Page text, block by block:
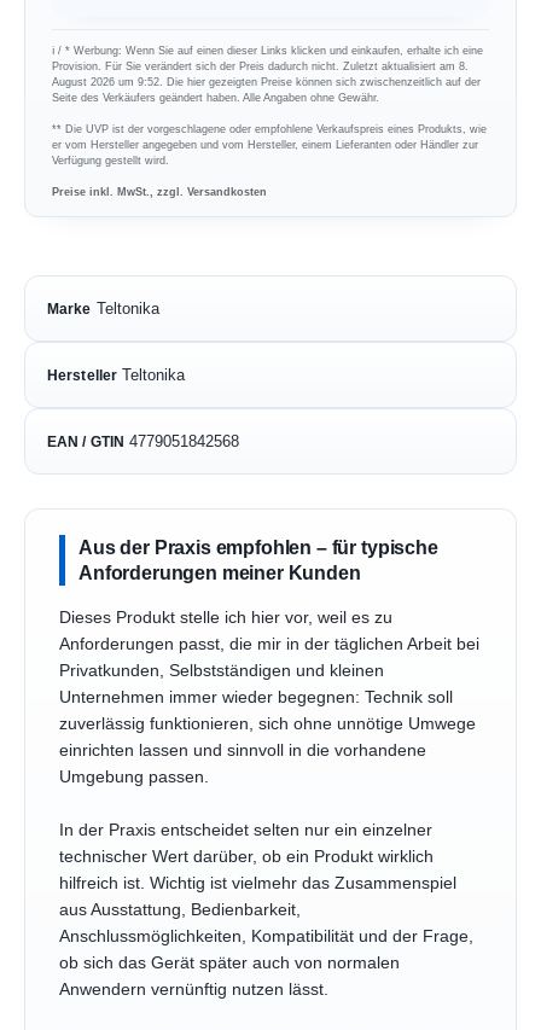
ℹ︎ / * Werbung: Wenn Sie auf einen dieser Links klicken und einkaufen, erhalte ich eine
Provision. Für Sie verändert sich der Preis dadurch nicht. Zuletzt aktualisiert am 8.
August 2026 um 9:52. Die hier gezeigten Preise können sich zwischenzeitlich auf der
Seite des Verkäufers geändert haben. Alle Angaben ohne Gewähr.
** Die UVP ist der vorgeschlagene oder empfohlene Verkaufspreis eines Produkts, wie
er vom Hersteller angegeben und vom Hersteller, einem Lieferanten oder Händler zur
Verfügung gestellt wird.
Preise inkl. MwSt., zzgl. Versandkosten
Marke Teltonika
Hersteller Teltonika
EAN / GTIN 4779051842568
Aus der Praxis empfohlen – für typische
Anforderungen meiner Kunden
Dieses Produkt stelle ich hier vor, weil es zu
Anforderungen passt, die mir in der täglichen Arbeit bei
Privatkunden, Selbstständigen und kleinen
Unternehmen immer wieder begegnen: Technik soll
zuverlässig funktionieren, sich ohne unnötige Umwege
einrichten lassen und sinnvoll in die vorhandene
Umgebung passen.
In der Praxis entscheidet selten nur ein einzelner
technischer Wert darüber, ob ein Produkt wirklich
hilfreich ist. Wichtig ist vielmehr das Zusammenspiel
aus Ausstattung, Bedienbarkeit,
Anschlussmöglichkeiten, Kompatibilität und der Frage,
ob sich das Gerät später auch von normalen
Anwendern vernünftig nutzen lässt.